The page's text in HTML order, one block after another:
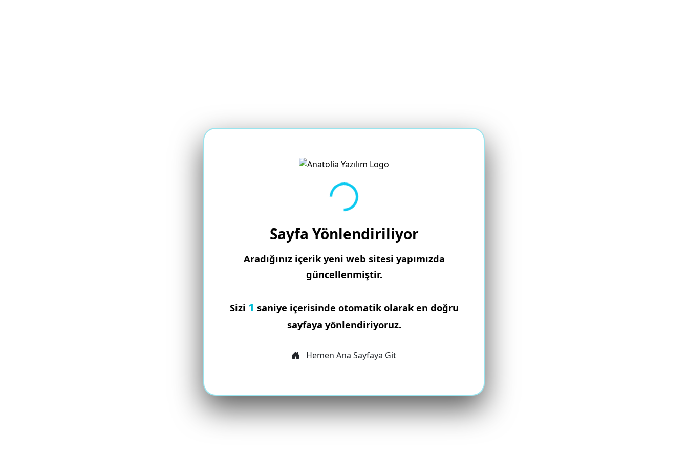
Yükleniyor...
Sayfa Yönlendiriliyor
Aradığınız içerik yeni web sitesi yapımızda
güncellenmiştir.
Sizi 1 saniye içerisinde otomatik olarak en doğru
sayfaya yönlendiriyoruz.
Hemen Ana Sayfaya Git